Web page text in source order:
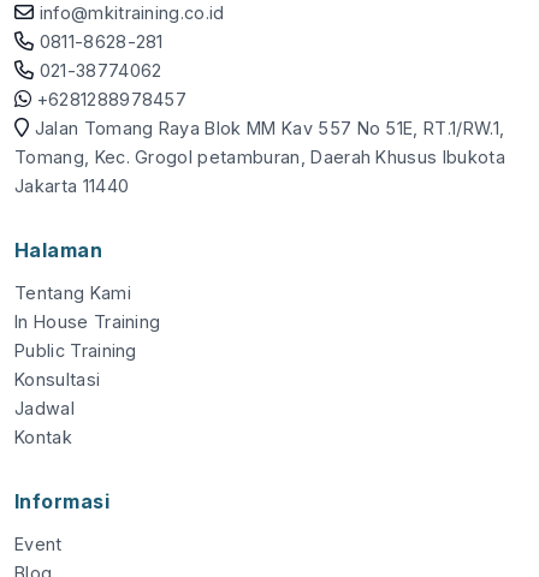
info@mkitraining.co.id
0811-8628-281
021-38774062
+6281288978457
Jalan Tomang Raya Blok MM Kav 557 No 51E, RT.1/RW.1,
Tomang, Kec. Grogol petamburan, Daerah Khusus Ibukota
Jakarta 11440
Halaman
Tentang Kami
In House Training
Public Training
Konsultasi
Jadwal
Kontak
Informasi
Event
Blog